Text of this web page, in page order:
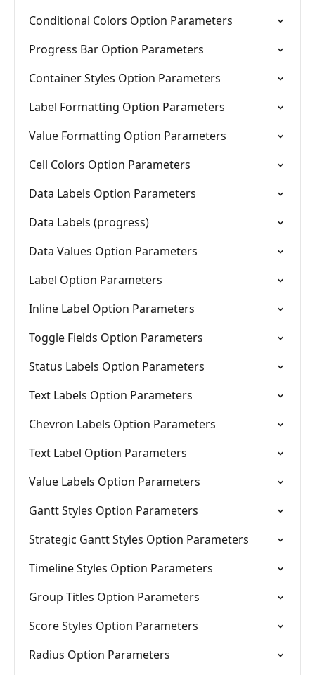
Conditional Colors Option Parameters
Progress Bar Option Parameters
Container Styles Option Parameters
Label Formatting Option Parameters
Value Formatting Option Parameters
Cell Colors Option Parameters
Data Labels Option Parameters
Data Labels (progress)
Data Values Option Parameters
Label Option Parameters
Inline Label Option Parameters
Toggle Fields Option Parameters
Status Labels Option Parameters
Text Labels Option Parameters
Chevron Labels Option Parameters
Text Label Option Parameters
Value Labels Option Parameters
Gantt Styles Option Parameters
Strategic Gantt Styles Option Parameters
Timeline Styles Option Parameters
Group Titles Option Parameters
Score Styles Option Parameters
Radius Option Parameters